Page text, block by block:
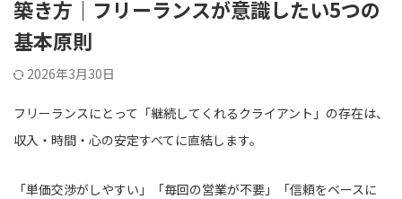
築き方｜フリーランスが意識したい5つの
基本原則
2026年3月30日
フリーランスにとって「継続してくれるクライアント」の存在は、
収入・時間・心の安定すべてに直結します。
「単価交渉がしやすい」「毎回の営業が不要」「信頼をベースに